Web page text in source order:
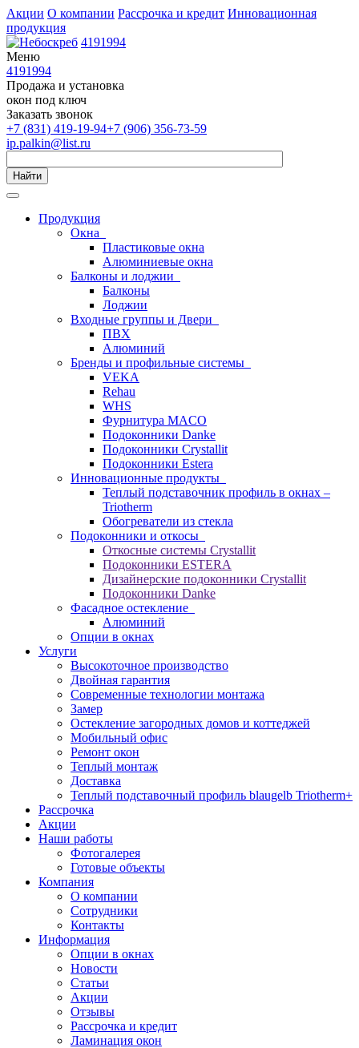
Акции О компании Рассрочка и кредит Инновационная
продукция
4191994
Меню
4191994
Продажа и установка
окон под ключ
Заказать звонок
+7 (831) 419-19-94+7 (906) 356-73-59
ip.palkin@list.ru
Найти
Продукция
Окна
Пластиковые окна
Алюминиевые окна
Балконы и лоджии
Балконы
Лоджии
Входные группы и Двери
ПВХ
Алюминий
Бренды и профильные системы
VEKA
Rehau
WHS
Фурнитура MACO
Подоконники Danke
Подоконники Crystallit
Подоконники Estera
Инновационные продукты
Теплый подставочник профиль в окнах –
Triotherm
Обогреватели из стекла
Подоконники и откосы
Откосные системы Crystallit
Подоконники ESTERA
Дизайнерские подоконники Crystallit
Подоконники Danke
Фасадное остекление
Алюминий
Опции в окнах
Услуги
Высокоточное производство
Двойная гарантия
Современные технологии монтажа
Замер
Остекление загородных домов и коттеджей
Мобильный офис
Ремонт окон
Теплый монтаж
Доставка
Теплый подставочный профиль blaugelb Triotherm+
Рассрочка
Акции
Наши работы
Фотогалерея
Готовые объекты
Компания
О компании
Сотрудники
Контакты
Информация
Опции в окнах
Новости
Статьи
Акции
Отзывы
Рассрочка и кредит
Ламинация окон